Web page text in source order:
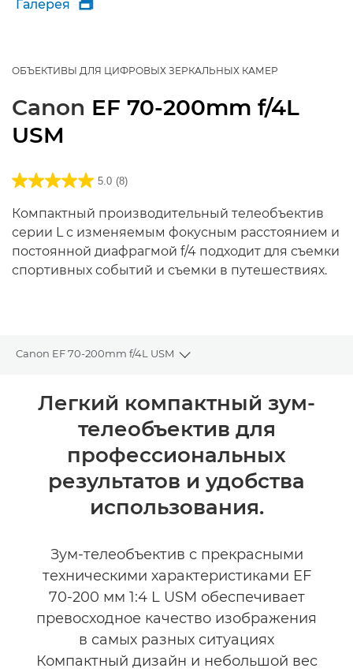
Галерея 
ОБЪЕКТИВЫ ДЛЯ ЦИФРОВЫХ ЗЕРКАЛЬНЫХ КАМЕР
Canon EF 70-200mm f/4L
USM
5.0 (8)
Компактный производительный телеобъектив
серии L с изменяемым фокусным расстоянием и
постоянной диафрагмой f/4 подходит для съемки
спортивных событий и съемки в путешествиях.
Canon EF 70-200mm f/4L USM
Toggle breadcrumbs
Общая информация
Технические характеристики
Легкий компактный зум-
телеобъектив для
профессиональных
результатов и удобства
использования.
Зум-телеобъектив с прекрасными
техническими характеристиками EF
70-200 мм 1:4 L USM обеспечивает
превосходное качество изображения
в самых разных ситуациях
Компактный дизайн и небольшой вес